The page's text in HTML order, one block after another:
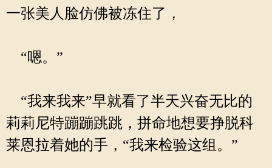
一张美人脸仿佛被冻住了，
“嗯。”
“我来我来”早就看了半天兴奋无比的
莉莉尼特蹦蹦跳跳，拼命地想要挣脱科
莱恩拉着她的手，“我来检验这组。”